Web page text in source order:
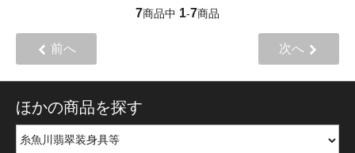
7商品中 1-7商品
前へ 次へ
ほかの商品を探す